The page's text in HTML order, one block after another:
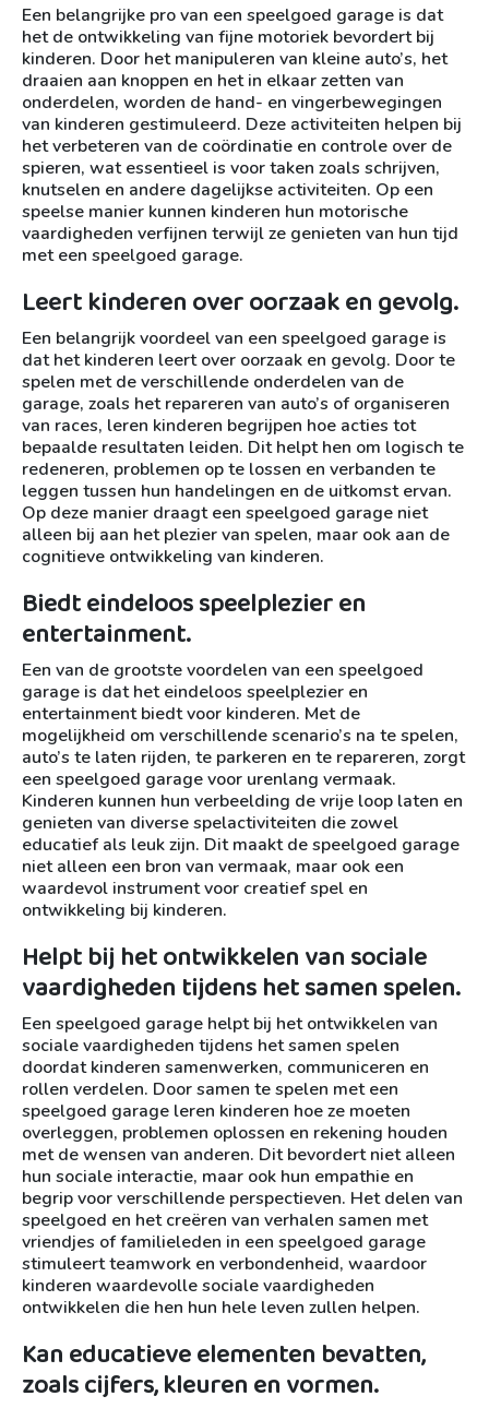
Een belangrijke pro van een speelgoed garage is dat
het de ontwikkeling van fijne motoriek bevordert bij
kinderen. Door het manipuleren van kleine auto’s, het
draaien aan knoppen en het in elkaar zetten van
onderdelen, worden de hand- en vingerbewegingen
van kinderen gestimuleerd. Deze activiteiten helpen bij
het verbeteren van de coördinatie en controle over de
spieren, wat essentieel is voor taken zoals schrijven,
knutselen en andere dagelijkse activiteiten. Op een
speelse manier kunnen kinderen hun motorische
vaardigheden verfijnen terwijl ze genieten van hun tijd
met een speelgoed garage.
Leert kinderen over oorzaak en gevolg.
Een belangrijk voordeel van een speelgoed garage is
dat het kinderen leert over oorzaak en gevolg. Door te
spelen met de verschillende onderdelen van de
garage, zoals het repareren van auto’s of organiseren
van races, leren kinderen begrijpen hoe acties tot
bepaalde resultaten leiden. Dit helpt hen om logisch te
redeneren, problemen op te lossen en verbanden te
leggen tussen hun handelingen en de uitkomst ervan.
Op deze manier draagt een speelgoed garage niet
alleen bij aan het plezier van spelen, maar ook aan de
cognitieve ontwikkeling van kinderen.
Biedt eindeloos speelplezier en
entertainment.
Een van de grootste voordelen van een speelgoed
garage is dat het eindeloos speelplezier en
entertainment biedt voor kinderen. Met de
mogelijkheid om verschillende scenario’s na te spelen,
auto’s te laten rijden, te parkeren en te repareren, zorgt
een speelgoed garage voor urenlang vermaak.
Kinderen kunnen hun verbeelding de vrije loop laten en
genieten van diverse spelactiviteiten die zowel
educatief als leuk zijn. Dit maakt de speelgoed garage
niet alleen een bron van vermaak, maar ook een
waardevol instrument voor creatief spel en
ontwikkeling bij kinderen.
Helpt bij het ontwikkelen van sociale
vaardigheden tijdens het samen spelen.
Een speelgoed garage helpt bij het ontwikkelen van
sociale vaardigheden tijdens het samen spelen
doordat kinderen samenwerken, communiceren en
rollen verdelen. Door samen te spelen met een
speelgoed garage leren kinderen hoe ze moeten
overleggen, problemen oplossen en rekening houden
met de wensen van anderen. Dit bevordert niet alleen
hun sociale interactie, maar ook hun empathie en
begrip voor verschillende perspectieven. Het delen van
speelgoed en het creëren van verhalen samen met
vriendjes of familieleden in een speelgoed garage
stimuleert teamwork en verbondenheid, waardoor
kinderen waardevolle sociale vaardigheden
ontwikkelen die hen hun hele leven zullen helpen.
Kan educatieve elementen bevatten,
zoals cijfers, kleuren en vormen.